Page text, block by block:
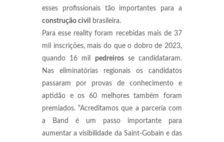
esses profissionais tão importantes para a
construção civil
brasileira.
Para esse reality foram recebidas mais de 37
mil inscrições, mais do que o dobro de 2023,
quando 16 mil pedreirosse candidataram.
Nas eliminatórias regionais os candidatos
passaram por provas de conhecimento e
aptidão e os 60 melhores também foram
premiados. “Acreditamos que a parceria com
a Band é um passo importante para
aumentar a visibilidade da Saint-Gobain e das